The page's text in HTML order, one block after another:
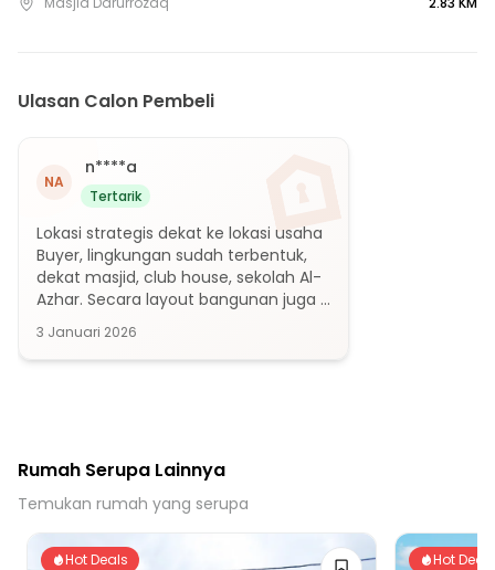
35 menit ke Gerbang Tol Jatikarya 1
Ulasan Calon Pembeli
NA
n****a
Tertarik
Lokasi strategis dekat ke lokasi usaha
Buyer, lingkungan sudah terbentuk,
dekat masjid, club house, sekolah Al-
Azhar. Secara layout bangunan juga
menarik. Bangunan juga termasuk
baru dan kokoh. Buyer masih butuh
diskusi dan pertimbangan dari
3 Januari 2026
Rumah Serupa Lainnya
Temukan rumah yang serupa
Hot Deals Hot Deals